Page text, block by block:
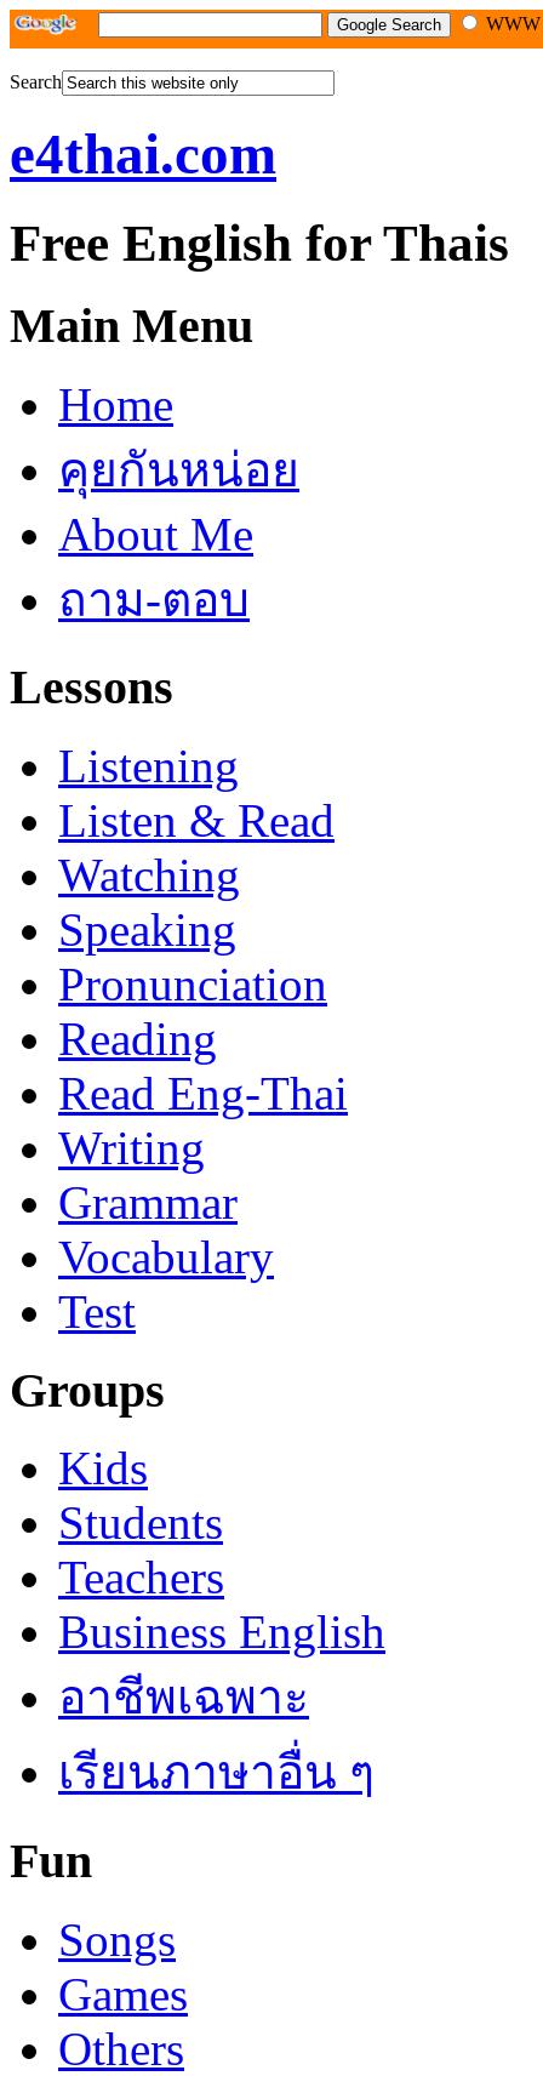
Search
e4thai.com
Free English for Thais
Main Menu
Home
คุยกันหน่อย
About Me
ถาม-ตอบ
Lessons
Listening
Listen & Read
Watching
Speaking
Pronunciation
Reading
Read Eng-Thai
Writing
Grammar
Vocabulary
Test
Groups
Kids
Students
Teachers
Business English
อาชีพเฉพาะ
เรียนภาษาอื่น ๆ
Fun
Songs
Games
Others